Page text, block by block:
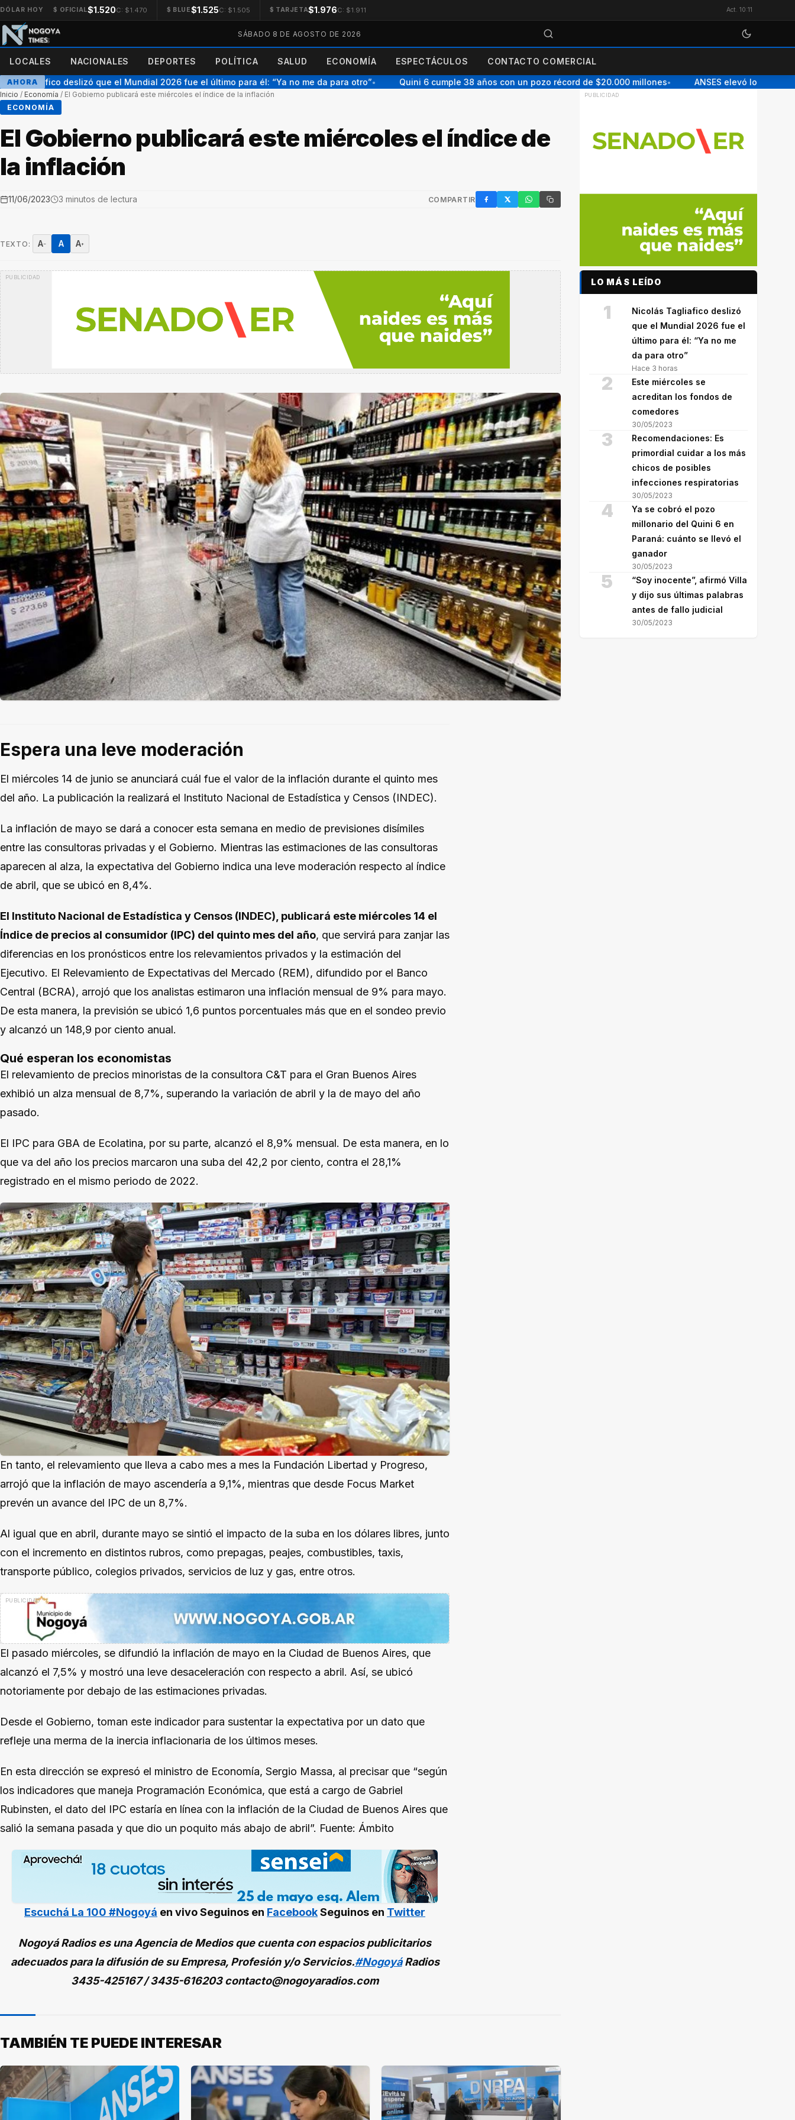
DÓLAR HOY $ OFICIAL$1.520C: $1.470 $ BLUE$1.525C: $1.505 $ TARJETA$1.976C: $1.911 Act. 10:11
SÁBADO 8 DE AGOSTO DE 2026
LOCALES NACIONALES DEPORTES POLÍTICA SALUD ECONOMÍA ESPECTÁCULOS CONTACTO COMERCIAL
AHORA
Tagliafico deslizó que el Mundial 2026 fue el último para él: “Ya no me da para otro”● Quini 6 cumple 38 años con un pozo récord de $20.000 millones● ANSES elevó los topes
Inicio / Economía / El Gobierno publicará este miércoles el índice de la inflación
ECONOMÍA
El Gobierno publicará este miércoles el índice de
la inflación
11/06/2023 3 minutos de lectura COMPARTIR
FacebookX / TwitterWhatsAppCopiar enlace
TEXTO: A− A A+
Espera una leve moderación
El miércoles 14 de junio se anunciará cuál fue el valor de la inflación durante el quinto mes
del año. La publicación la realizará el Instituto Nacional de Estadística y Censos (INDEC).
La inflación de mayo se dará a conocer esta semana en medio de previsiones disímiles
entre las consultoras privadas y el Gobierno. Mientras las estimaciones de las consultoras
aparecen al alza, la expectativa del Gobierno indica una leve moderación respecto al índice
de abril, que se ubicó en 8,4%.
El Instituto Nacional de Estadística y Censos (INDEC), publicará este miércoles 14 el
Índice de precios al consumidor (IPC) del quinto mes del año, que servirá para zanjar las
diferencias en los pronósticos entre los relevamientos privados y la estimación del
Ejecutivo. El Relevamiento de Expectativas del Mercado (REM), difundido por el Banco
Central (BCRA), arrojó que los analistas estimaron una inflación mensual de 9% para mayo.
De esta manera, la previsión se ubicó 1,6 puntos porcentuales más que en el sondeo previo
y alcanzó un 148,9 por ciento anual.
Qué esperan los economistas
El relevamiento de precios minoristas de la consultora C&T para el Gran Buenos Aires
exhibió un alza mensual de 8,7%, superando la variación de abril y la de mayo del año
pasado.
El IPC para GBA de Ecolatina, por su parte, alcanzó el 8,9% mensual. De esta manera, en lo
que va del año los precios marcaron una suba del 42,2 por ciento, contra el 28,1%
registrado en el mismo periodo de 2022.
En tanto, el relevamiento que lleva a cabo mes a mes la Fundación Libertad y Progreso,
arrojó que la inflación de mayo ascendería a 9,1%, mientras que desde Focus Market
prevén un avance del IPC de un 8,7%.
Al igual que en abril, durante mayo se sintió el impacto de la suba en los dólares libres, junto
con el incremento en distintos rubros, como prepagas, peajes, combustibles, taxis,
transporte público, colegios privados, servicios de luz y gas, entre otros.
El pasado miércoles, se difundió la inflación de mayo en la Ciudad de Buenos Aires, que
alcanzó el 7,5% y mostró una leve desaceleración con respecto a abril. Así, se ubicó
notoriamente por debajo de las estimaciones privadas.
Desde el Gobierno, toman este indicador para sustentar la expectativa por un dato que
refleje una merma de la inercia inflacionaria de los últimos meses.
En esta dirección se expresó el ministro de Economía, Sergio Massa, al precisar que “según
los indicadores que maneja Programación Económica, que está a cargo de Gabriel
Rubinsten, el dato del IPC estaría en línea con la inflación de la Ciudad de Buenos Aires que
salió la semana pasada y que dio un poquito más abajo de abril”. Fuente: Ámbito
Escuchá La 100 #Nogoyá en vivoSeguinos en FacebookSeguinos en Twitter
Nogoyá Radios es una Agencia de Medios que cuenta con espacios publicitarios
adecuados para la difusión de su Empresa, Profesión y/o Servicios.#NogoyáRadios
3435-425167 / 3435-616203 contacto@nogoyaradios.com
TAMBIÉN TE PUEDE INTERESAR
LO MÁS LEÍDO
1
Nicolás Tagliafico deslizó
que el Mundial 2026 fue el
último para él: “Ya no me
da para otro”
Hace 3 horas
2
Este miércoles se
acreditan los fondos de
comedores
30/05/2023
3
Recomendaciones: Es
primordial cuidar a los más
chicos de posibles
infecciones respiratorias
30/05/2023
4
Ya se cobró el pozo
millonario del Quini 6 en
Paraná: cuánto se llevó el
ganador
30/05/2023
5
“Soy inocente”, afirmó Villa
y dijo sus últimas palabras
antes de fallo judicial
30/05/2023